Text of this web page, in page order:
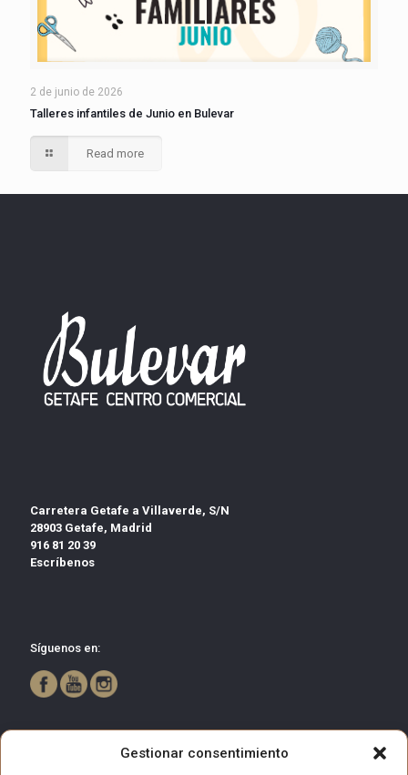
Gestionar consentimiento
2 de junio de 2026
Talleres infantiles de Junio en Bulevar
Read more
Carretera Getafe a Villaverde, S/N
28903 Getafe, Madrid
916 81 20 39
Escríbenos
Síguenos en: